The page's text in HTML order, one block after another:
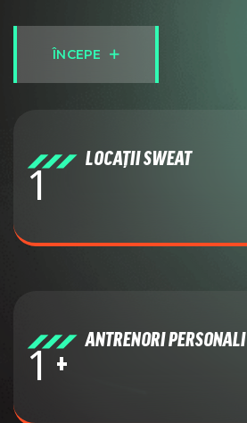
ÎNCEPE
LOCAȚII SWEAT
1
ANTRENORI PERSONALI
1+